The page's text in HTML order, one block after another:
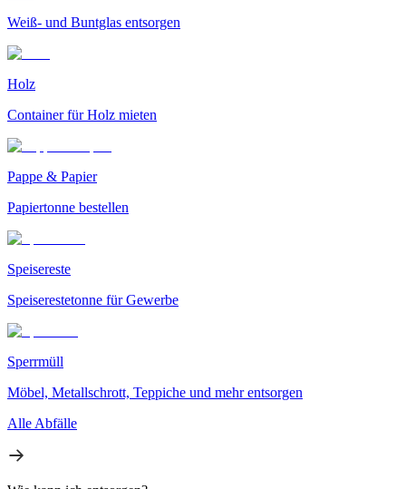
Weiß- und Buntglas entsorgen
Holz
Container für Holz mieten
Pappe & Papier
Papiertonne bestellen
Speisereste
Speiserestetonne für Gewerbe
Sperrmüll
Möbel, Metallschrott, Teppiche und mehr entsorgen
Alle Abfälle